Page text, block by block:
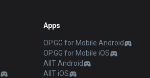
Apps
OP.GG for Mobile Android
OP.GG for Mobile iOS
AllT Android
AllT iOS